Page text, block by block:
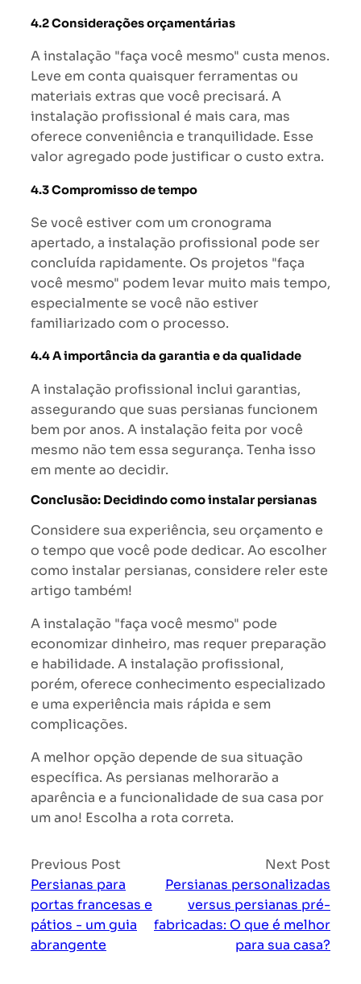
4.2 Considerações orçamentárias
A instalação "faça você mesmo" custa menos.
Leve em conta quaisquer ferramentas ou
materiais extras que você precisará. A
instalação profissional é mais cara, mas
oferece conveniência e tranquilidade. Esse
valor agregado pode justificar o custo extra.
4.3 Compromisso de tempo
Se você estiver com um cronograma
apertado, a instalação profissional pode ser
concluída rapidamente. Os projetos "faça
você mesmo" podem levar muito mais tempo,
especialmente se você não estiver
familiarizado com o processo.
4.4 A importância da garantia e da qualidade
A instalação profissional inclui garantias,
assegurando que suas persianas funcionem
bem por anos. A instalação feita por você
mesmo não tem essa segurança. Tenha isso
em mente ao decidir.
Conclusão: Decidindo como instalar persianas
Considere sua experiência, seu orçamento e
o tempo que você pode dedicar. Ao escolher
como instalar persianas, considere reler este
artigo também!
A instalação "faça você mesmo" pode
economizar dinheiro, mas requer preparação
e habilidade. A instalação profissional,
porém, oferece conhecimento especializado
e uma experiência mais rápida e sem
complicações.
A melhor opção depende de sua situação
específica. As persianas melhorarão a
aparência e a funcionalidade de sua casa por
um ano! Escolha a rota correta.
Previous Post
Persianas para
portas francesas e
pátios - um guia
abrangente
Next Post
Persianas personalizadas
versus persianas pré-
fabricadas: O que é melhor
para sua casa?